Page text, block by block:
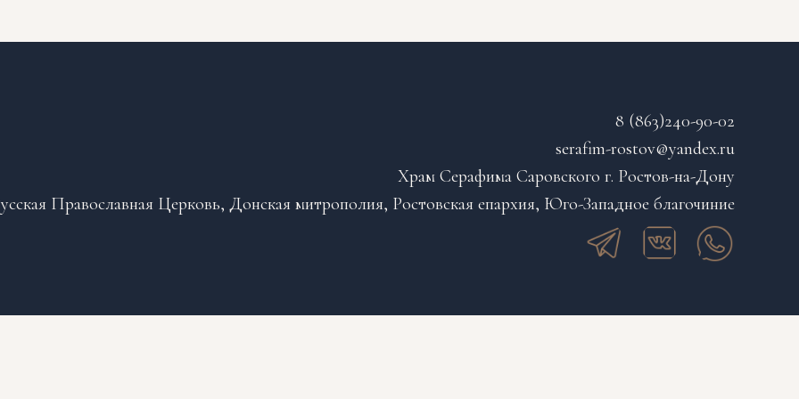
8 (863)240-90-02
serafim-rostov@yandex.ru
Храм Серафима Саровского г. Ростов-на-Дону
Православная Церковь, Донская митрополия, Ростовская епархия, Юго-Западное благочиние